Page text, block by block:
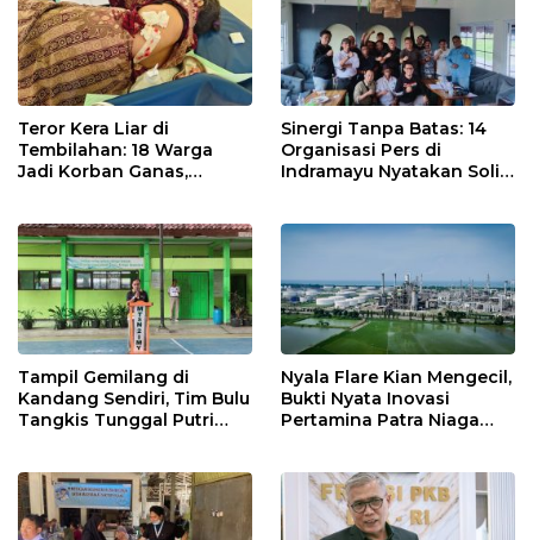
Teror Kera Liar di
Tembilahan: 18 Warga
Jadi Korban Ganas,
Sinergi Tanpa Batas: 14
Organisasi Pers di
Indramayu Nyatakan Solid
Tampil Gemilang di
Kandang Sendiri, Tim Bulu
Tangkis Tunggal Putri
Jatibarang 2026
Nyala Flare Kian Mengecil,
Bukti Nyata Inovasi
Pertamina Patra Niaga